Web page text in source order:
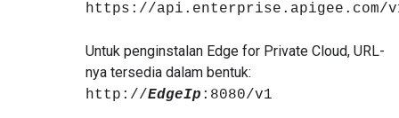
https://api.enterprise.apigee.com/
Untuk penginstalan Edge for Private Cloud, URL-
nya tersedia dalam bentuk:
http://EdgeIp :8080/v1